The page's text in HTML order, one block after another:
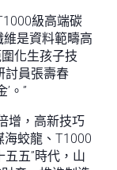
級高端碳
是資料範疇高
化生孩子技
討員張壽春
。”
增，高新技巧
海蛟龍、T1000
五”時代，山